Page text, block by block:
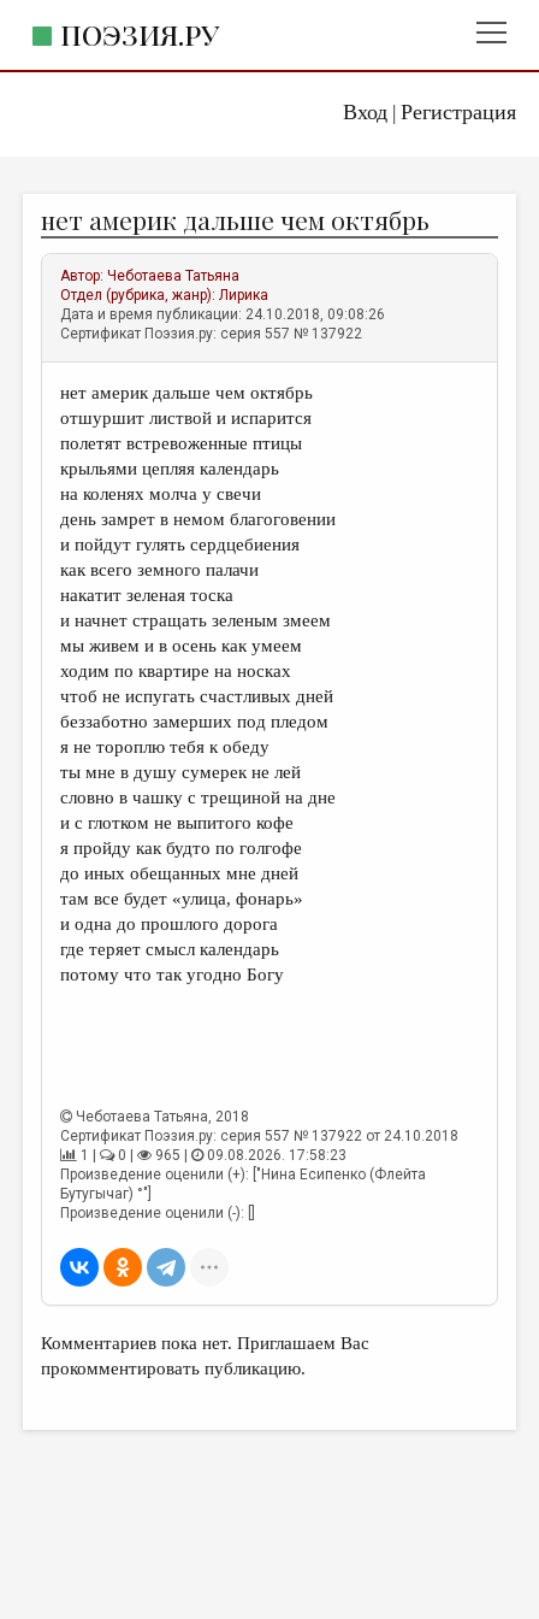
Вход| Регистрация
ПОЭЗИЯ.РУ
ЖАНРЫ
АВТОРЫ
КОММЕНТАРИИ
ЛИТСАЛОН
НОВОСТИ
ПРАВИЛА САЙТА
ОТДЕЛЫ И РУБРИКИ
ИЗБРАННОЕ
ДАЙДЖЕСТ
ПРОИЗВЕДЕНИЯ
ПЕРЕВОДЫ
КОНКУРСЫ
ДЕТСКАЯ КОМНАТА
КНИЖНАЯ ПОЛКА
ОБЗОР ЛИТЕРАТУРЫ
СТРАНИЦЫ ПАМЯТИ
ОБЪЯВЛЕНИЯ
ЭССЕИСТИКА
ЛИТЕРАТУРОВЕДЕНИЕ
КУЛЬТУРОВЕДЕНИЕ
ПУБЛИЦИСТИКА
РЕЦЕНЗИРОВАНИЕ
ЦИКЛЫ ПУБЛИКАЦИЙ
ТРЕДИАКОВСКИЙ
МЕДИА
нет америк дальше чем октябрь
Автор:Чеботаева Татьяна
Отдел (рубрика, жанр):Лирика
Дата и время публикации: 24.10.2018, 09:08:26
Сертификат Поэзия.ру: серия 557 № 137922
нет америк дальше чем октябрь
отшуршит листвой и испарится
полетят встревоженные птицы
крыльями цепляя календарь
на коленях молча у свечи
день замрет в немом благоговении
и пойдут гулять сердцебиения
как всего земного палачи
накатит зеленая тоска
и начнет стращать зеленым змеем
мы живем и в осень как умеем
ходим по квартире на носках
чтоб не испугать счастливых дней
беззаботно замерших под пледом
я не тороплю тебя к обеду
ты мне в душу сумерек не лей
словно в чашку с трещиной на дне
и с глотком не выпитого кофе
я пройду как будто по голгофе
до иных обещанных мне дней
там все будет «улица, фонарь»
и одна до прошлого дорога
где теряет смысл календарь
потому что так угодно Богу
Чеботаева Татьяна, 2018
Сертификат Поэзия.ру: серия 557 № 137922 от 24.10.2018
1 |
0 | 965 |
09.08.2026. 17:58:23
Произведение оценили (+): ["Нина Есипенко (Флейта
Бутугычаг) °"]
Произведение оценили (-): []
Комментариев пока нет. Приглашаем Вас
прокомментировать публикацию.